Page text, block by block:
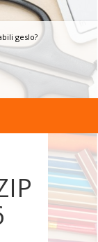
geslo?